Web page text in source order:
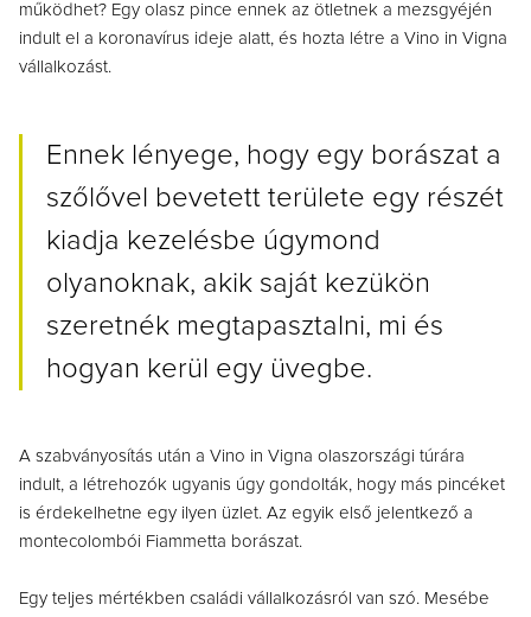
működhet? Egy olasz pince ennek az ötletnek a mezsgyéjén
indult el a koronavírus ideje alatt, és hozta létre a Vino in Vigna
vállalkozást.
Ennek lényege, hogy egy borászat a
szőlővel bevetett területe egy részét
kiadja kezelésbe úgymond
olyanoknak, akik saját kezükön
szeretnék megtapasztalni, mi és
hogyan kerül egy üvegbe.
A szabványosítás után a Vino in Vigna olaszországi túrára
indult, a létrehozók ugyanis úgy gondolták, hogy más pincéket
is érdekelhetne egy ilyen üzlet. Az egyik első jelentkező a
montecolombói Fiammetta borászat.
Egy teljes mértékben családi vállalkozásról van szó. Mesébe